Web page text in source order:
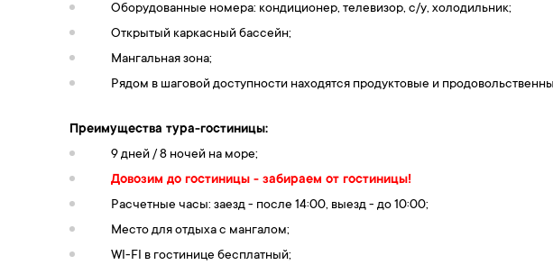
Оборудованные номера: кондиционер, телевизор, c/у, холодильник;
Открытый каркасный бассейн;
Мангальная зона;
Рядом в шаговой доступности находятся продуктовые и
Преимущества тура-гостиницы:
9 дней / 8 ночей на море;
Довозим до гостиницы - забираем от гостиницы!
Расчетные часы: заезд - после 14:00, выезд - до 10:00;
Место для отдыха с мангалом;
WI-FI в гостинице бесплатный;